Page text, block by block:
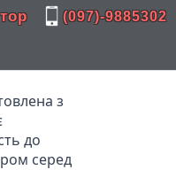
(097)-9885302
з
до
серед